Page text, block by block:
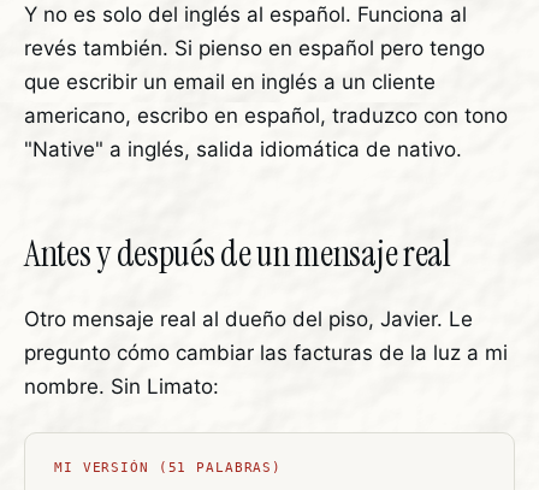
Y no es solo del inglés al español. Funciona al
revés también. Si pienso en español pero tengo
que escribir un email en inglés a un cliente
americano, escribo en español, traduzco con tono
"Native" a inglés, salida idiomática de nativo.
Antes y después de un mensaje real
Otro mensaje real al dueño del piso, Javier. Le
pregunto cómo cambiar las facturas de la luz a mi
nombre. Sin Limato:
MI VERSIÓN (51 PALABRAS)